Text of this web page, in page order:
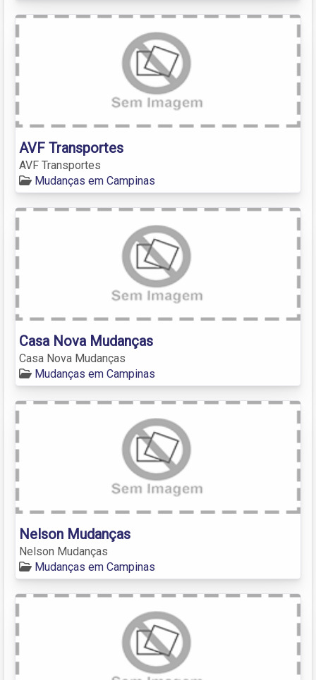
AVF Transportes
AVF Transportes
Mudanças em Campinas
Casa Nova Mudanças
Casa Nova Mudanças
Mudanças em Campinas
Nelson Mudanças
Nelson Mudanças
Mudanças em Campinas